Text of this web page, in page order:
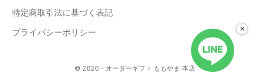
特定商取引法に基づく表記
プライバシーポリシー
© 2026 - オーダーギフト ももやま 本店
×